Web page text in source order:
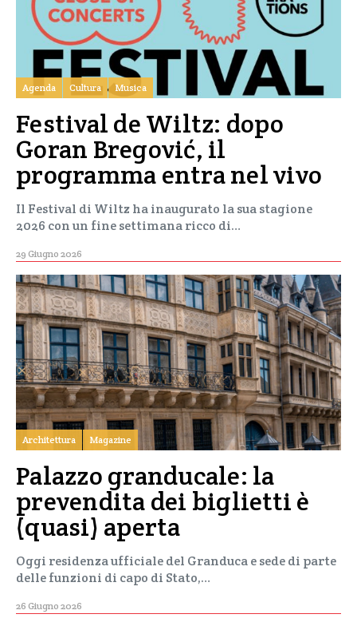
Agenda Cultura Musica
Festival de Wiltz: dopo
Goran Bregović, il
programma entra nel vivo
Il Festival di Wiltz ha inaugurato la sua stagione
2026 con un fine settimana ricco di…
29 Giugno 2026
Architettura Magazine
Palazzo granducale: la
prevendita dei biglietti è
(quasi) aperta
Oggi residenza ufficiale del Granduca e sede di parte
delle funzioni di capo di Stato,…
26 Giugno 2026